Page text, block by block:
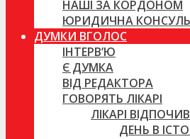
НАШІ ЗА КОРДОНОМ
ЮРИДИЧНА
ДУМКИ ВГОЛОС
ІНТЕРВ’Ю
Є ДУМКА
ВІД РЕДАКТОРА
ГОВОРЯТЬ ЛІКАРІ
ЛІКАРІ
ДЕНЬ В